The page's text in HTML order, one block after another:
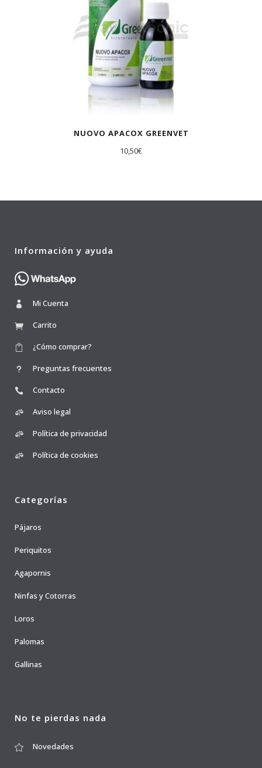
NUOVO APACOX GREENVET
10,50€
Información y ayuda
Mi Cuenta
Carrito
¿Cómo comprar?
Preguntas frecuentes
Contacto
Aviso legal
Política de privacidad
Política de cookies
Categorías
Pájaros
Periquitos
Agapornis
Ninfas y Cotorras
Loros
Palomas
Gallinas
No te pierdas nada
Novedades